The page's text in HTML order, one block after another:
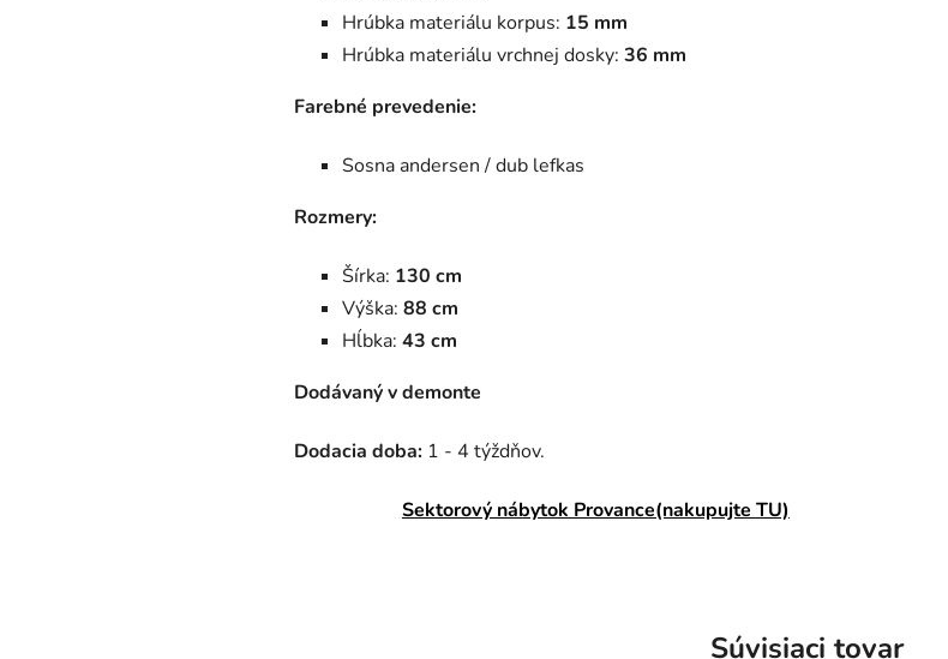
Hrúbka materiálu korpus: 15 mm
Hrúbka materiálu vrchnej dosky:36 mm
Farebné prevedenie:
Sosna andersen / dub lefkas
Rozmery:
Šírka: 130 cm
Výška:88 cm
Hĺbka:43 cm
Dodávaný v demonte
Dodacia doba: 1 - 4 týždňov.
Sektorový nábytok Provance(nakupujte TU)
Súvisiaci tovar